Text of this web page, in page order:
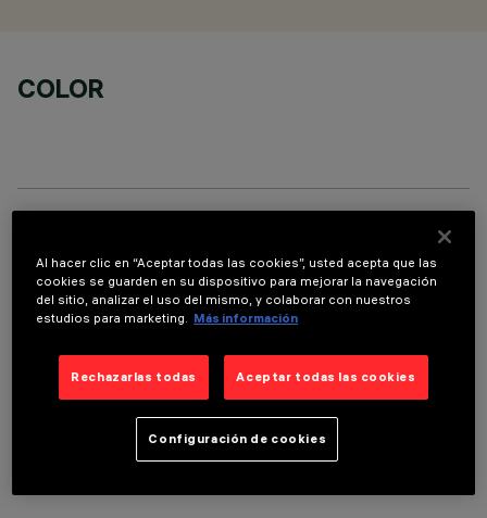
COLOR
DATOS TÉCNICOS
ÚLTIMA ACTUALIZACIÓN: 07/08/2026
Al hacer clic en “Aceptar todas las cookies”, usted acepta que las
cookies se guarden en su dispositivo para mejorar la navegación
del sitio, analizar el uso del mismo, y colaborar con nuestros
estudios para marketing.
Más información
Rechazarlas todas Aceptar todas las cookies
Configuración de cookies